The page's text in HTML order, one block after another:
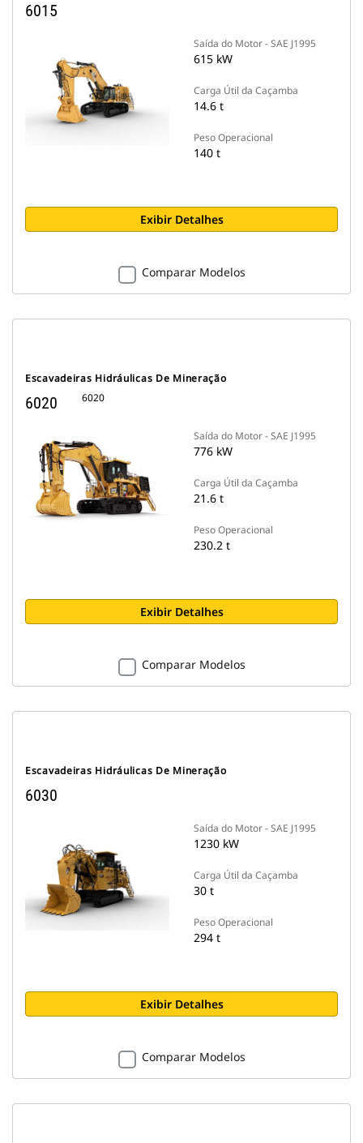
6015
Saída do Motor - SAE J1995
615 kW
Carga Útil da Caçamba
14.6 t
Peso Operacional
140 t
Exibir Detalhes
Comparar Modelos
Escavadeiras Hidráulicas De Mineração
6020 6020
Saída do Motor - SAE J1995
776 kW
Carga Útil da Caçamba
21.6 t
Peso Operacional
230.2 t
Exibir Detalhes
Comparar Modelos
Escavadeiras Hidráulicas De Mineração
6030
Saída do Motor - SAE J1995
1230 kW
Carga Útil da Caçamba
30 t
Peso Operacional
294 t
Exibir Detalhes
Comparar Modelos